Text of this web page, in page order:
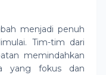
menjadi penuh
Tim-tim dari
memindahkan
yang fokus dan